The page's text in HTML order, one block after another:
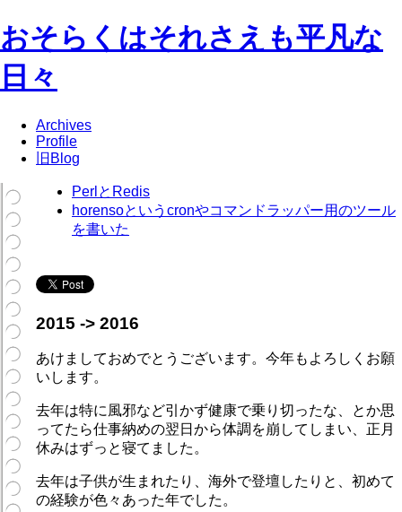
おそらくはそれさえも平凡な
日々
Archives
Profile
旧Blog
PerlとRedis
horensoというcronやコマンドラッパー用のツール
を書いた
2015 -> 2016
あけましておめでとうございます。今年もよろしくお願
いします。
去年は特に風邪など引かず健康で乗り切ったな、とか思
ってたら仕事納めの翌日から体調を崩してしまい、正月
休みはずっと寝てました。
去年は子供が生まれたり、海外で登壇したりと、初めて
の経験が色々あった年でした。